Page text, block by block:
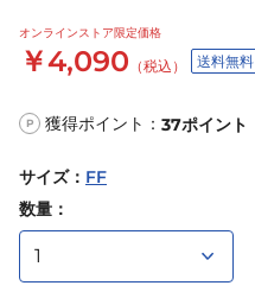
オンラインストア限定価格
￥4,090 （税込） 送料無料
P 獲得ポイント： 37ポイント
サイズ： FF
数量：